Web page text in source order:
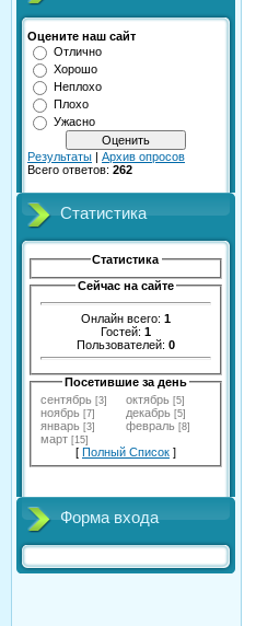
Оцените наш сайт
Отлично
Хорошо
Неплохо
Плохо
Ужасно
Результаты | Архив опросов
Всего ответов: 262
Статистика
Статистика
Сейчас на сайте
Онлайн всего: 1
Гостей: 1
Пользователей: 0
Посетившие за день
сентябрь [3] октябрь [5]
ноябрь [7] декабрь [5]
январь [3] февраль [8]
март [15]
[ Полный Список ]
Форма входа